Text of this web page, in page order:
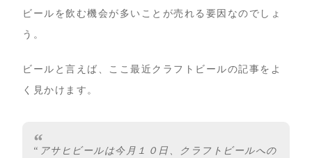
ビールを飲む機会が多いことが売れる要因なのでしょ
う。
ビールと言えば、ここ最近クラフトビールの記事をよ
く見かけます。
“アサヒビールは今月１０日、クラフトビールへの